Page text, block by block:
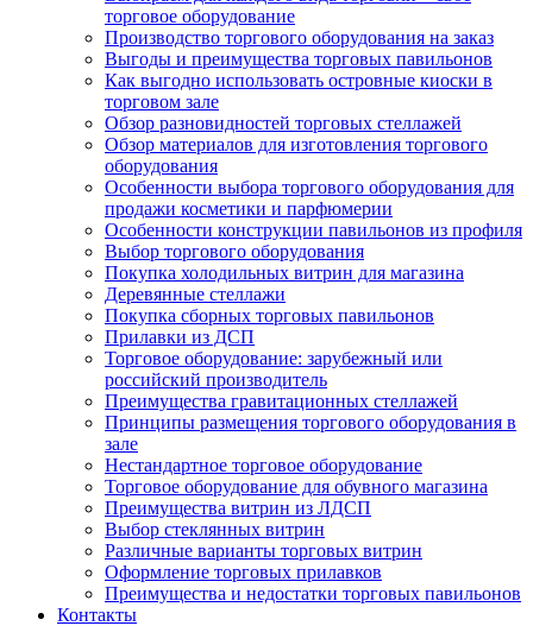
торговое оборудование
Производство торгового оборудования на заказ
Выгоды и преимущества торговых павильонов
Как выгодно использовать островные киоски в
торговом зале
Обзор разновидностей торговых стеллажей
Обзор материалов для изготовления торгового
оборудования
Особенности выбора торгового оборудования для
продажи косметики и парфюмерии
Особенности конструкции павильонов из профиля
Выбор торгового оборудования
Покупка холодильных витрин для магазина
Деревянные стеллажи
Покупка сборных торговых павильонов
Прилавки из ДСП
Торговое оборудование: зарубежный или
российский производитель
Преимущества гравитационных стеллажей
Принципы размещения торгового оборудования в
зале
Нестандартное торговое оборудование
Торговое оборудование для обувного магазина
Преимущества витрин из ЛДСП
Выбор стеклянных витрин
Различные варианты торговых витрин
Оформление торговых прилавков
Преимущества и недостатки торговых павильонов
Контакты